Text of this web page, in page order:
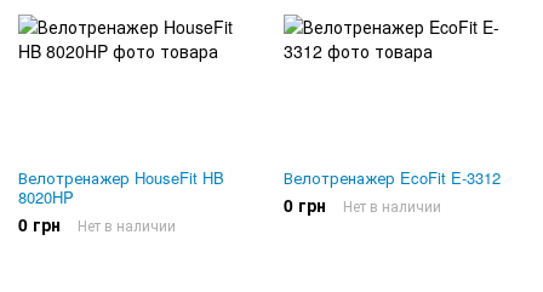
Велотренажер HouseFit HB
8020HP
0 грн Нет в наличии
Велотренажер EcoFit E-3312
0 грн Нет в наличии